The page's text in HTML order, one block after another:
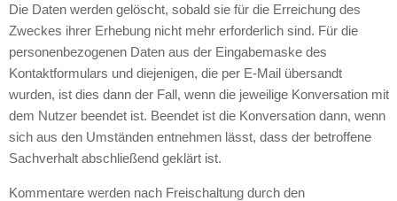
Die Daten werden gelöscht, sobald sie für die Erreichung des
Zweckes ihrer Erhebung nicht mehr erforderlich sind. Für die
personenbezogenen Daten aus der Eingabemaske des
Kontaktformulars und diejenigen, die per E-Mail übersandt
wurden, ist dies dann der Fall, wenn die jeweilige Konversation mit
dem Nutzer beendet ist. Beendet ist die Konversation dann, wenn
sich aus den Umständen entnehmen lässt, dass der betroffene
Sachverhalt abschließend geklärt ist.
Kommentare werden nach Freischaltung durch den